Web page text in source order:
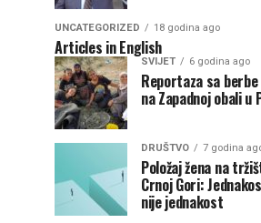
UNCATEGORIZED 18 godina ago
Articles in English
SVIJET 6 godina ago
Reportaza sa
na Zapadnoj obali u
DRUŠTVO 7 godina
Položaj žena na
Crnoj Gori:
nije jednakost